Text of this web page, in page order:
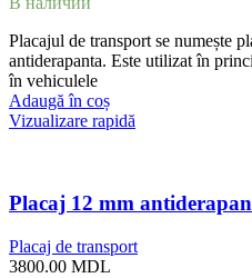
Placajul de transport se numește
antiderapanta. Este utilizat în
în vehiculele
Adaugă în coș
Vizualizare rapidă
Placaj 12 mm
Placaj de transport
3800.00 MDL